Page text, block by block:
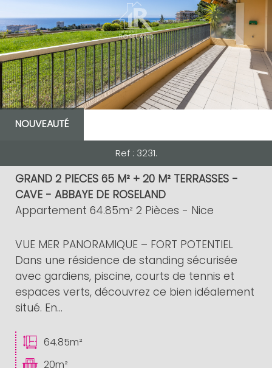
NOUVEAUTÉ
Ref : 3231.
GRAND 2 PIECES 65 M² + 20 M² TERRASSES -
CAVE - ABBAYE DE ROSELAND
Appartement 64.85m² 2 Pièces - Nice
VUE MER PANORAMIQUE – FORT POTENTIEL
Dans une résidence de standing sécurisée
avec gardiens, piscine, courts de tennis et
espaces verts, découvrez ce bien idéalement
situé. En...
64.85m²
20m²